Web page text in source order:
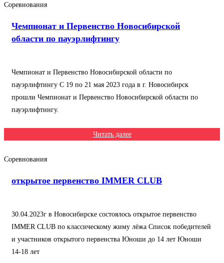
Соревнования
Чемпионат и Первенство Новосибирской
области по пауэрлифтингу
Чемпионат и Первенство Новосибирской области по
пауэрлифтингу С 19 по 21 мая 2023 года в г. Новосибирск
прошли Чемпионат и Первенство Новосибирской области по
пауэрлифтингу.
Читать далее
Соревнования
открытое первенство IMMER CLUB
30.04.2023г в Новосибирске состоялось открытое первенство
IMMER CLUB по классическому жиму лёжа Список победителей
и участников открытого первенства Юноши до 14 лет Юноши
14-18 лет